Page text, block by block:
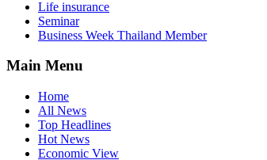
Life insurance
Seminar
Business Week Thailand Member
Main Menu
Home
All News
Top Headlines
Hot News
Economic View